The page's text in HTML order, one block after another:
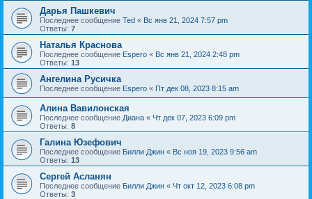
Дарья Пашкевич
Последнее сообщение Ted « Вс янв 21, 2024 7:57 pm
Ответы: 7
Наталья Краснова
Последнее сообщение Espero « Вс янв 21, 2024 2:48 pm
Ответы: 13
Ангелина Русичка
Последнее сообщение Espero « Пт дек 08, 2023 8:15 am
Алина Вавилонская
Последнее сообщение Диана « Чт дек 07, 2023 6:09 pm
Ответы: 8
Галина Юзефович
Последнее сообщение Билли Джин « Вс ноя 19, 2023 9:56 am
Ответы: 13
Сергей Асланян
Последнее сообщение Билли Джин « Чт окт 12, 2023 6:08 pm
Ответы: 3